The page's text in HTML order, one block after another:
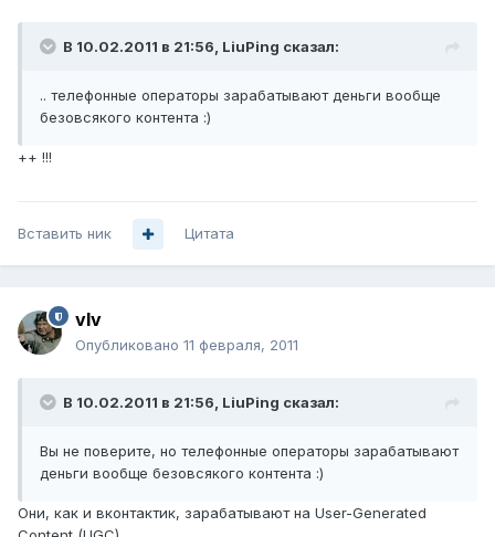
В 10.02.2011 в 21:56, LiuPing сказал:
.. телефонные операторы зарабатывают деньги вообще
безовсякого контента :)
++ !!!
Вставить ник Цитата
vIv
Опубликовано 11 февраля, 2011
В 10.02.2011 в 21:56, LiuPing сказал:
Вы не поверите, но телефонные операторы зарабатывают
деньги вообще безовсякого контента :)
Они, как и вконтактик, зарабатывают на User-Generated